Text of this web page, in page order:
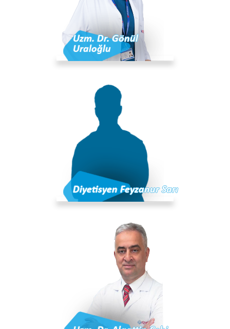
Uzm. Dr. Gönül
Uraloğlu
Diyetisyen Feyzanur Sarı